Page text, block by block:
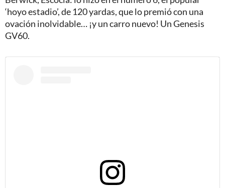
‘hoyo estadio’, de 120 yardas, que lo premió con una
ovación inolvidable… ¡y un carro nuevo! Un Genesis
GV60.